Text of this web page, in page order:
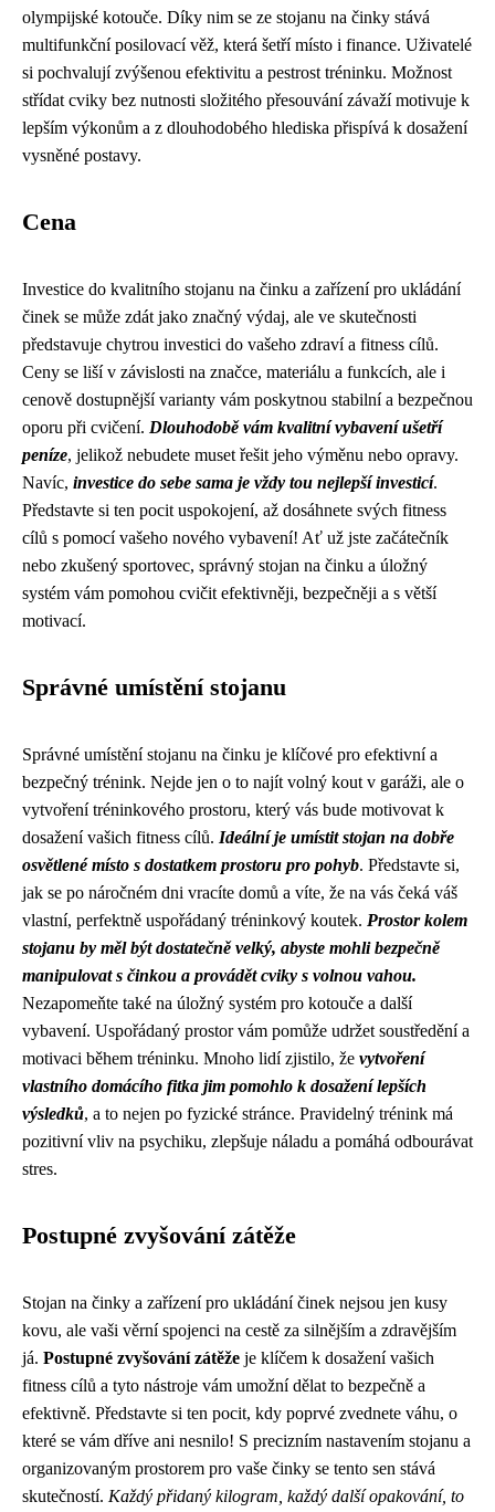
olympijské kotouče. Díky nim se ze stojanu na činky stává
multifunkční posilovací věž, která šetří místo i finance. Uživatelé
si pochvalují zvýšenou efektivitu a pestrost tréninku. Možnost
střídat cviky bez nutnosti složitého přesouvání závaží motivuje k
lepším výkonům a z dlouhodobého hlediska přispívá k dosažení
vysněné postavy.
Cena
Investice do kvalitního stojanu na činku a zařízení pro ukládání
činek se může zdát jako značný výdaj, ale ve skutečnosti
představuje chytrou investici do vašeho zdraví a fitness cílů.
Ceny se liší v závislosti na značce, materiálu a funkcích, ale i
cenově dostupnější varianty vám poskytnou stabilní a bezpečnou
oporu při cvičení. Dlouhodobě vám kvalitní vybavení ušetří
peníze, jelikož nebudete muset řešit jeho výměnu nebo opravy.
Navíc, investice do sebe sama je vždy tou nejlepší investicí.
Představte si ten pocit uspokojení, až dosáhnete svých fitness
cílů s pomocí vašeho nového vybavení! Ať už jste začátečník
nebo zkušený sportovec, správný stojan na činku a úložný
systém vám pomohou cvičit efektivněji, bezpečněji a s větší
motivací.
Správné umístění stojanu
Správné umístění stojanu na činku je klíčové pro efektivní a
bezpečný trénink. Nejde jen o to najít volný kout v garáži, ale o
vytvoření tréninkového prostoru, který vás bude motivovat k
dosažení vašich fitness cílů. Ideální je umístit stojan na dobře
osvětlené místo s dostatkem prostoru pro pohyb. Představte si,
jak se po náročném dni vracíte domů a víte, že na vás čeká váš
vlastní, perfektně uspořádaný tréninkový koutek. Prostor kolem
stojanu by měl být dostatečně velký, abyste mohli bezpečně
manipulovat s činkou a provádět cviky s volnou vahou.
Nezapomeňte také na úložný systém pro kotouče a další
vybavení. Uspořádaný prostor vám pomůže udržet soustředění a
motivaci během tréninku. Mnoho lidí zjistilo, že vytvoření
vlastního domácího fitka jim pomohlo k dosažení lepších
výsledků, a to nejen po fyzické stránce. Pravidelný trénink má
pozitivní vliv na psychiku, zlepšuje náladu a pomáhá odbourávat
stres.
Postupné zvyšování zátěže
Stojan na činky a zařízení pro ukládání činek nejsou jen kusy
kovu, ale vaši věrní spojenci na cestě za silnějším a zdravějším
já. Postupné zvyšování zátěže je klíčem k dosažení vašich
fitness cílů a tyto nástroje vám umožní dělat to bezpečně a
efektivně. Představte si ten pocit, kdy poprvé zvednete váhu, o
které se vám dříve ani nesnilo! S precizním nastavením stojanu a
organizovaným prostorem pro vaše činky se tento sen stává
skutečností. Každý přidaný kilogram, každý další opakování, to